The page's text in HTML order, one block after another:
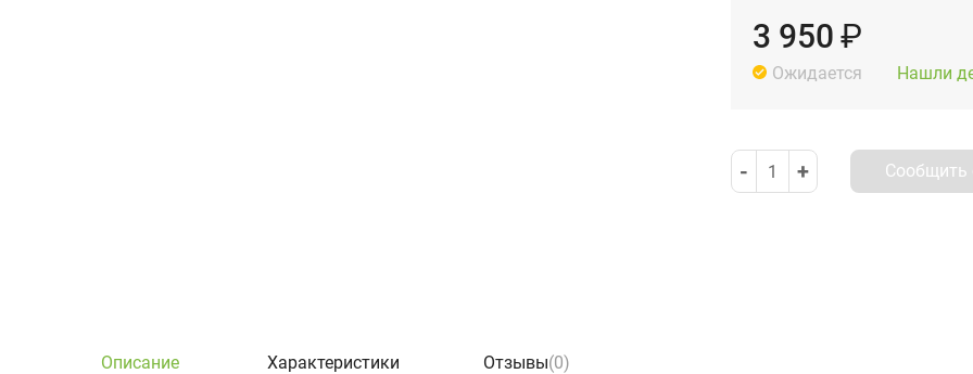
3 950 ₽
Ожидается Нашли
- 1 + Сообщить
Описание Характеристики Отзывы(0)